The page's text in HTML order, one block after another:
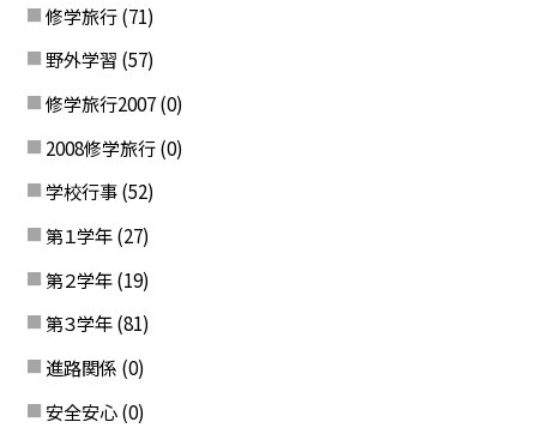
修学旅行 (71)
野外学習 (57)
修学旅行2007 (0)
2008修学旅行 (0)
学校行事 (52)
第１学年 (27)
第２学年 (19)
第３学年 (81)
進路関係 (0)
安全安心 (0)